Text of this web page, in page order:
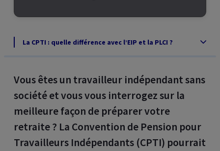
La CPTI : quelle différence avec l’EIP et la PLCI ?
Vous êtes un travailleur indépendant sans
société et vous vous interrogez sur la
meilleure façon de préparer votre
retraite ? La Convention de Pension pour
Travailleurs Indépendants (CPTI) pourrait